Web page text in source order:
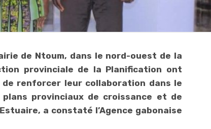
de Ntoum, dans le nord-ouest de la
provinciale de la Planification ont
renforcer leur collaboration dans le
provinciaux de croissance et de
a constaté l’Agence gabonaise